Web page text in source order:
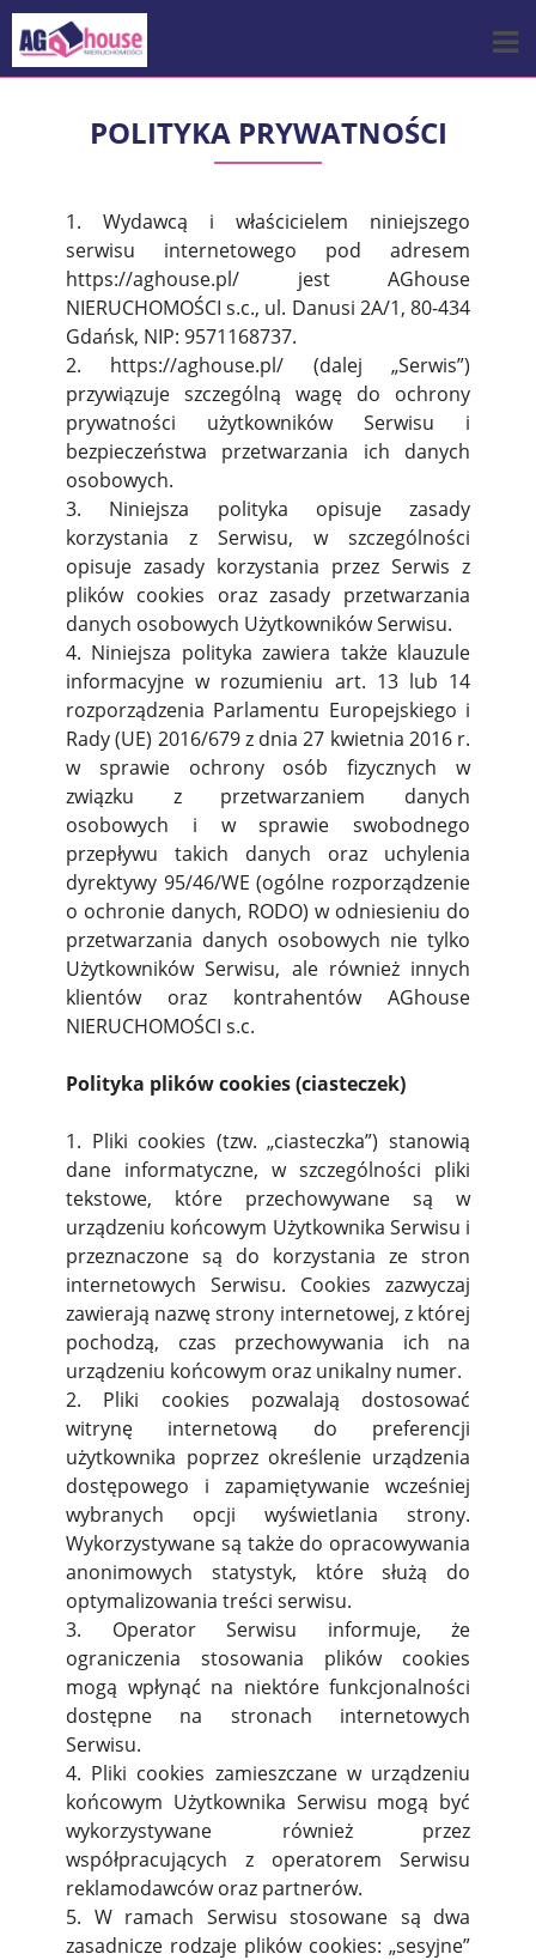
POLITYKA PRYWATNOŚCI
1. Wydawcą i właścicielem niniejszego
serwisu internetowego pod adresem
https://aghouse.pl/ jest AGhouse
NIERUCHOMOŚCI s.c., ul. Danusi 2A/1, 80-434
Gdańsk, NIP: 9571168737.
2. https://aghouse.pl/ (dalej „Serwis”)
przywiązuje szczególną wagę do ochrony
prywatności użytkowników Serwisu i
bezpieczeństwa przetwarzania ich danych
osobowych.
3. Niniejsza polityka opisuje zasady
korzystania z Serwisu, w szczególności
opisuje zasady korzystania przez Serwis z
plików cookies oraz zasady przetwarzania
danych osobowych Użytkowników Serwisu.
4. Niniejsza polityka zawiera także klauzule
informacyjne w rozumieniu art. 13 lub 14
rozporządzenia Parlamentu Europejskiego i
Rady (UE) 2016/679 z dnia 27 kwietnia 2016 r.
w sprawie ochrony osób fizycznych w
związku z przetwarzaniem danych
osobowych i w sprawie swobodnego
przepływu takich danych oraz uchylenia
dyrektywy 95/46/WE (ogólne rozporządzenie
o ochronie danych, RODO) w odniesieniu do
przetwarzania danych osobowych nie tylko
Użytkowników Serwisu, ale również innych
klientów oraz kontrahentów AGhouse
NIERUCHOMOŚCI s.c.
Polityka plików cookies (ciasteczek)
1. Pliki cookies (tzw. „ciasteczka”) stanowią
dane informatyczne, w szczególności pliki
tekstowe, które przechowywane są w
urządzeniu końcowym Użytkownika Serwisu i
przeznaczone są do korzystania ze stron
internetowych Serwisu. Cookies zazwyczaj
zawierają nazwę strony internetowej, z której
pochodzą, czas przechowywania ich na
urządzeniu końcowym oraz unikalny numer.
2. Pliki cookies pozwalają dostosować
witrynę internetową do preferencji
użytkownika poprzez określenie urządzenia
dostępowego i zapamiętywanie wcześniej
wybranych opcji wyświetlania strony.
Wykorzystywane są także do opracowywania
anonimowych statystyk, które służą do
optymalizowania treści serwisu.
3. Operator Serwisu informuje, że
ograniczenia stosowania plików cookies
mogą wpłynąć na niektóre funkcjonalności
dostępne na stronach internetowych
Serwisu.
4. Pliki cookies zamieszczane w urządzeniu
końcowym Użytkownika Serwisu mogą być
wykorzystywane również przez
współpracujących z operatorem Serwisu
reklamodawców oraz partnerów.
5. W ramach Serwisu stosowane są dwa
zasadnicze rodzaje plików cookies: „sesyjne”